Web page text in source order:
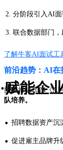
·赋能企
分阶段引入AI
联合数据部门
了解牛客AI面试工
前沿趋势：AI在
据麦肯锡2024《AI
队培养。
· 招聘数据资产沉
· 促进雇主品牌升